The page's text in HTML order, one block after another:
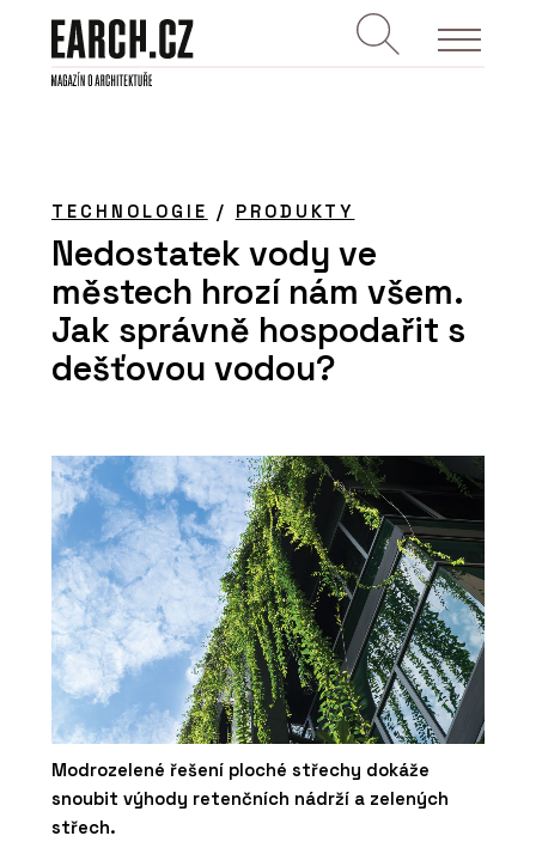
TECHNOLOGIE / PRODUKTY
Nedostatek vody ve
městech hrozí nám všem.
Jak správně hospodařit s
dešťovou vodou?
Modrozelené řešení ploché střechy dokáže
snoubit výhody retenčních nádrží a zelených
střech.